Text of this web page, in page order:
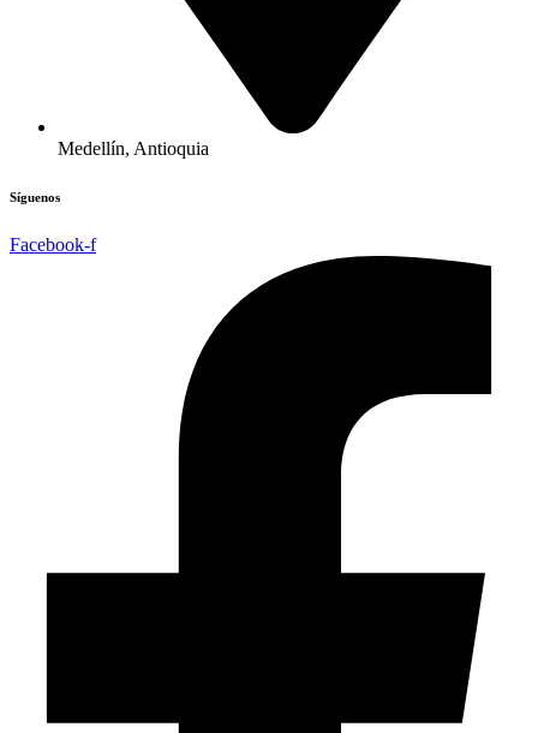
Medellín, Antioquia
Síguenos
Facebook-f